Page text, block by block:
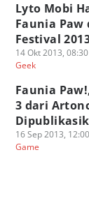
Lyto Mobi
Faunia Paw
Festival
14 Okt 2013,
Geek
Faunia
3 dari
16 Sep 2013,
Game